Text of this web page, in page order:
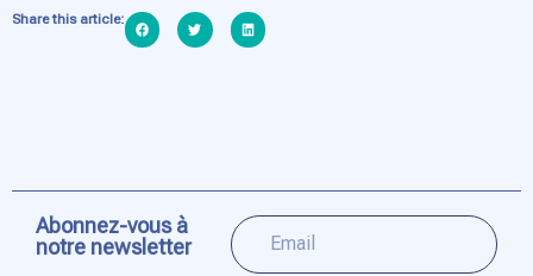
Share this article:
Abonnez-vous à
notre newsletter